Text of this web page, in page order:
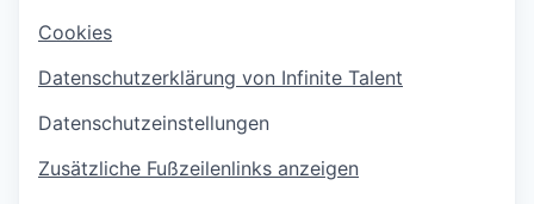
Cookies
Datenschutzerklärung von Infinite Talent
Datenschutzeinstellungen
Zusätzliche Fußzeilenlinks anzeigen